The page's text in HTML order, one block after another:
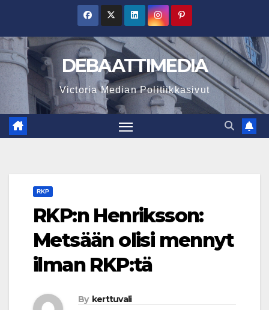
content
DEBAATTIMEDIA
Victoria Median Politiikkasivut
RKP
RKP:n Henriksson:
Metsään olisi mennyt
ilman RKP:tä
By kerttuvali